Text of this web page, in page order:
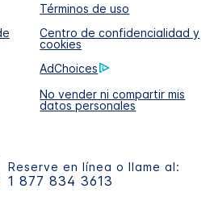
Términos de uso
Centro de confidencialidad y
cookies
AdChoices
No vender ni compartir mis
datos personales
Reserve en línea o llame al:
1 877 834 3613